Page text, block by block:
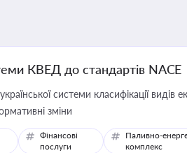
КВЕД до стандартів NACE
системи класифікації видів
зміни
Фінансові
послуги
Паливно-
комплекс